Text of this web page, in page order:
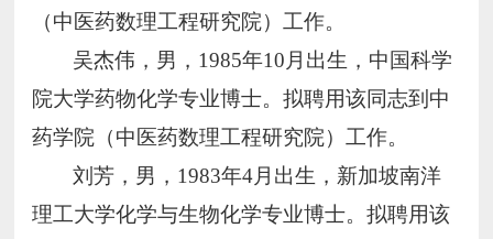
（中医药数理工程研究院） 工作。
吴杰伟 ， 男 ， 1985年10 月出生， 中国科学
院大学药物化学专业博士。拟聘用该同志到 中
药学院（中医药数理工程研究院） 工作。
刘芳 ， 男 ， 1983年4月出生，新加坡南洋
理工大学化学与生物化学专业博士。拟聘用该